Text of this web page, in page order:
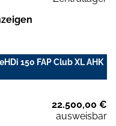
150 FAP Club XL AHK
22.500,00 €
ausweisbar